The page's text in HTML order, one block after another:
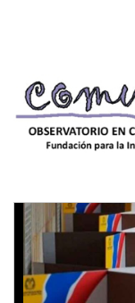
Trump y las